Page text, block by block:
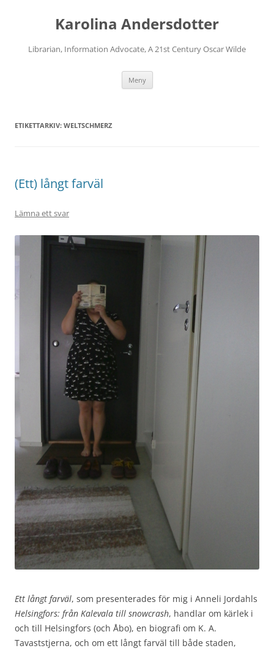
Karolina Andersdotter
Librarian, Information Advocate, A 21st Century Oscar Wilde
Meny Hoppa
innehåll
ETIKETTARKIV: WELTSCHMERZ
(Ett) långt farväl
Lämna ett svar
Ett långt farväl, som presenterades för mig i Anneli Jordahls
Helsingfors: från Kalevala till snowcrash, handlar om kärlek i
och till Helsingfors (och Åbo), en biografi om K. A.
Tavaststjerna, och om ett långt farväl till både staden,